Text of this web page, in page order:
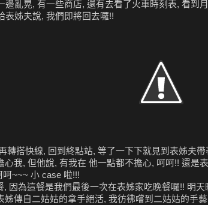
亂晃, 有一些商店, 還有去看了火車時刻表, 看到
表姊夫說, 我們即將回去囉!!
轉搭快線, 回到終點站, 等了一下下就見到表姊夫
心我, 但他說, 有我在 他一點都不擔心, 呵呵!! 還
~~~ 小 case 啦!!!
因為這餐是我們最後一次在表姊家吃晚餐囉!! 明
姊傳自二姑姑的拿手絕活, 我彷彿嚐到二姑姑的手